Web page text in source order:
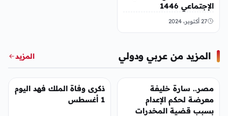
الإجتماعي 1446
27 أكتوبر، 2024
المزيد من عربي ودولي المزيد
مصر.. سارة خليفة
معرضة لحكم الإعدام
بسبب قضية المخدرات
عربي ودولي
ذكرى وفاة الملك فهد اليوم
1 أغسطس